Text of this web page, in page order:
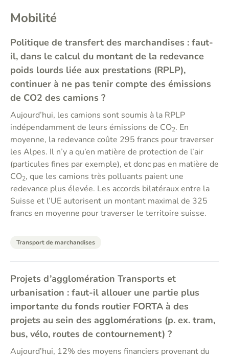
Mobilité
Politique de transfert des marchandises : faut-
il, dans le calcul du montant de la redevance
poids lourds liée aux prestations (RPLP),
continuer à ne pas tenir compte des émissions
de CO2 des camions ?
Aujourd’hui, les camions sont soumis à la RPLP
indépendamment de leurs émissions de CO2. En
moyenne, la redevance coûte 295 francs pour traverser
les Alpes. Il n’y a qu’en matière de protection de l’air
(particules fines par exemple), et donc pas en matière de
CO2, que les camions très polluants paient une
redevance plus élevée. Les accords bilatéraux entre la
Suisse et l’UE autorisent un montant maximal de 325
francs en moyenne pour traverser le territoire suisse.
Transport de marchandises
Projets d’agglomération Transports et
urbanisation : faut-il allouer une partie plus
importante du fonds routier FORTA à des
projets au sein des agglomérations (p. ex. tram,
bus, vélo, routes de contournement) ?
Aujourd’hui, 12% des moyens financiers provenant du